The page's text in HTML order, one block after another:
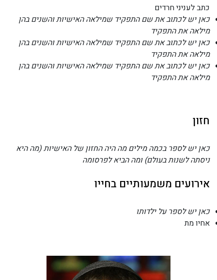
כתב לעניני חרדים
כאן יש לכתוב את שם התפקיד שמילאה האישיות והשנים בהן
מילאה את התפקיד
כאן יש לכתוב את שם התפקיד שמילאה האישיות והשנים בהן
מילאה את התפקיד
כאן יש לכתוב את שם התפקיד שמילאה האישיות והשנים בהן
מילאה את התפקיד
חזון
כאן יש לספר בכמה מילים מה היה החזון של האישיות (מה היא
ניסתה לשנות בעולם) ומה הביא לפרסומה
אירועים משמעותיים בחייו
כאן יש לספר על ילדותו
אחיו מת